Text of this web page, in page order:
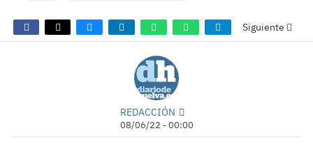
Siguiente
REDACCIÓN
08/06/22 - 00:00